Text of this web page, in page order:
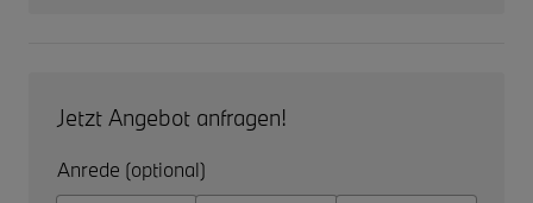
Jetzt Angebot anfragen!
Anrede (optional)